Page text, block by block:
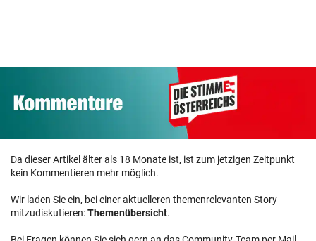
Da dieser Artikel älter als 18 Monate ist, ist zum jetzigen Zeitpunkt
kein Kommentieren mehr möglich.
Wir laden Sie ein, bei einer aktuelleren themenrelevanten Story
mitzudiskutieren:Themenübersicht.